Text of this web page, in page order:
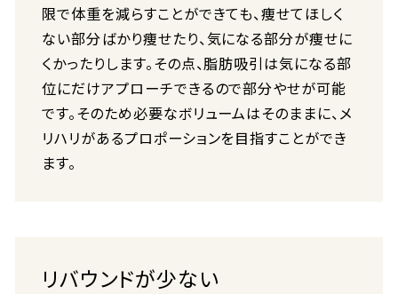
限で体重を減らすことができても、痩せてほしく
ない部分ばかり痩せたり、気になる部分が痩せに
くかったりします。その点、脂肪吸引は気になる部
位にだけアプローチできるので部分やせが可能
です。そのため必要なボリュームはそのままに、メ
リハリがあるプロポーションを目指すことができ
ます。
リバウンドが少ない